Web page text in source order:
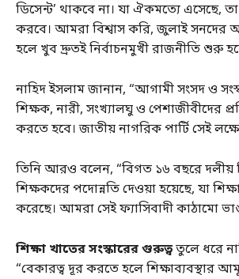
ডিসেন্ট’ থাকবে না। যা ঐকমত্যে এসেছে,
করবে। আমরা বিশ্বাস করি, জুলাই সনদের
হলে খুব দ্রুতই নির্বাচনমুখী রাজনীতি শুরু
নাহিদ ইসলাম জানান, “আগামী সংসদ ও
শিক্ষক, নারী, সংখ্যালঘু ও পেশাজীবীদের
করতে হবে। জাতীয় নাগরিক পার্টি সেই
তিনি আরও বলেন, “বিগত ১৬ বছরে দলীয়
শিক্ষকদের পদোন্নতি দেওয়া হয়েছে, যা
করেছে। আমরা সেই ফ্যাসিবাদী কাঠামো
শিক্ষা খাতের সংস্কারের গুরুত্বতুলে ধরে
“বেকারত্ব দূর করতে হলে শিক্ষাব্যবস্থার